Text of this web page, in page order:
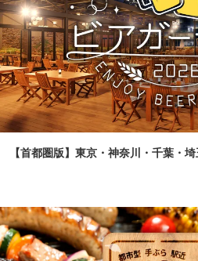
【首都圏版】東京・神奈川・千葉・